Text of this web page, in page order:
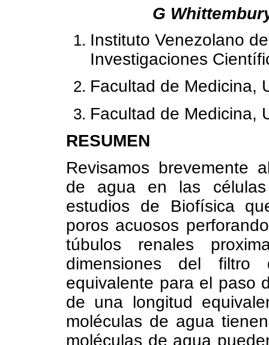
G
Instituto Venezolano de
Investigaciones
Facultad de Medicina,
Facultad de Medicina,
RESUMEN
Revisamos brevemente
de agua en las células
estudios de Biofísica
poros acuosos
túbulos renales
dimensiones del filtro
equivalente para el
de una longitud
moléculas de agua
moléculas de agua